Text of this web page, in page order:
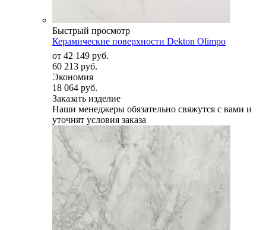
Быстрый просмотр
Керамические поверхности Dekton Olimpo
от 42 149 руб.
60 213 руб.
Экономия
18 064 руб.
Заказать изделие
Наши менеджеры обязательно свяжутся с вами и
уточнят условия заказа